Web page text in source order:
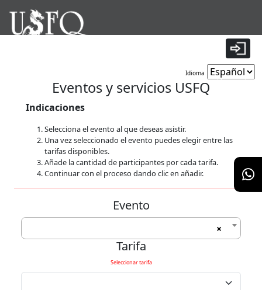
9 minutos 56 segundos
Idioma
Eventos y servicios USFQ
Indicaciones
Selecciona el evento al que deseas asistir.
Una vez seleccionado el evento puedes elegir entre las
tarifas disponibles.
Añade la cantidad de participantes por cada tarifa.
Continuar con el proceso dando clic en añadir.
Evento
×
Tarifa
Seleccionar tarifa